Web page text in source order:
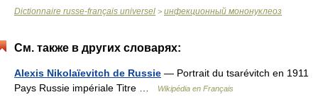
Dictionnaire russe-français universel > инфекционный мононуклеоз
См. также в других словарях:
Alexis Nikolaïevitch de Russie — Portrait du tsarévitch en 1911
Pays Russie impériale Titre …
Wikipédia en Français